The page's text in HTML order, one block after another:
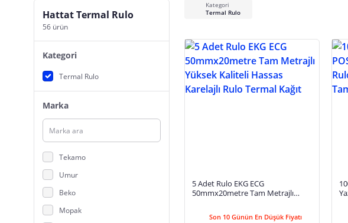
Hattat Termal Rulo
56 ürün
Kategori
Termal Rulo
Marka
Tekamo
Umur
Beko
Mopak
Kategori
Termal Rulo
5 Adet Rulo EKG ECG
50mmx20metre Tam Metrajlı
Son 10 Günün En Düşük Fiyatı